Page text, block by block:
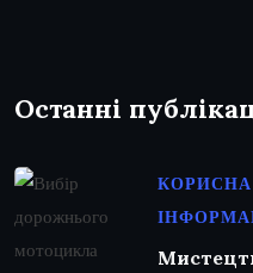
Останні
КОРИСНА